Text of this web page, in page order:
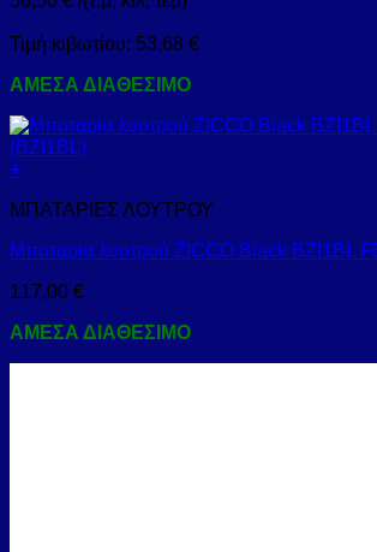
Τιμή κιβωτίου: 53,68 €
ΑΜΕΣΑ ΔΙΑΘΕΣΙΜΟ
+
ΜΠΑΤΑΡΙΕΣ ΛΟΥΤΡΟΥ
Μπαταρία λουτρού ZICCO Black BZI1BL
117,00 €
ΑΜΕΣΑ ΔΙΑΘΕΣΙΜΟ